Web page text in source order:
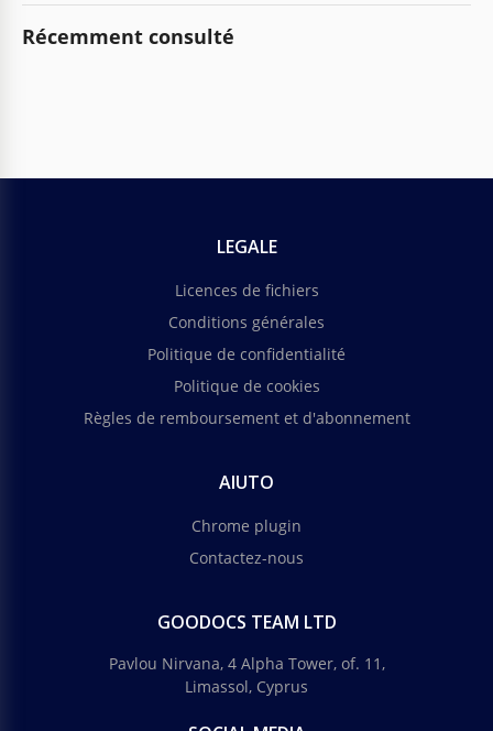
Récemment consulté
LEGALE
Licences de fichiers
Conditions générales
Politique de confidentialité
Politique de cookies
Règles de remboursement et d'abonnement
AIUTO
Chrome plugin
Contactez-nous
GOODOCS TEAM LTD
Pavlou Nirvana, 4 Alpha Tower, of. 11,
Limassol, Cyprus